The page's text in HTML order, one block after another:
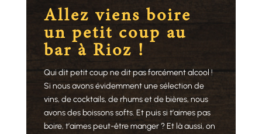
Allez viens boire
un petit coup au
bar à Rioz !
Qui dit petit coup ne dit pas forcément alcool !
Si nous avons évidemment une sélection de
vins, de cocktails, de rhums et de bières, nous
avons des boissons softs. Et puis si t’aimes pas
boire, t’aimes peut-être manger ? Et là aussi, on